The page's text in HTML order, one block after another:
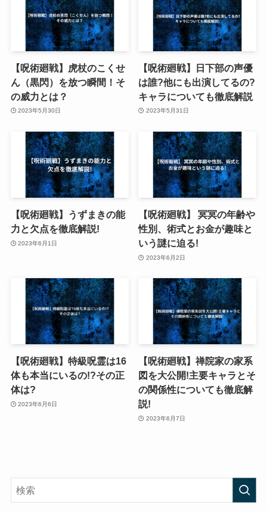
【呪術廻戦】虎杖のこくせ
ん（黒閃）を放つ瞬間！そ
の威力とは？
2023年5月30日
【呪術廻戦】日下部の声優
は誰?他にも出演してるの?
キャラについても徹底解説
2023年5月31日
【呪術廻戦】うずまきの能
力と欠点を徹底解説!
2023年6月1日
【呪術廻戦】 冥冥の年齢や
性別、術式とお金が趣味と
いう謎に迫る!
2023年6月2日
【呪術廻戦】特級呪霊は16
体も本当にいるの!?その正
体は?
2023年6月6日
【呪術廻戦】禅院家の家系
図を大公開!主要キャラとそ
の関係性についても徹底解
説!
2023年6月7日